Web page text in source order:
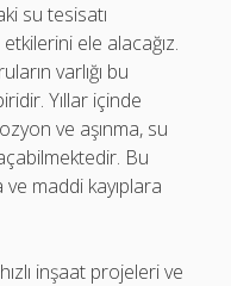
su tesisatı
ele alacağız.
varlığı bu
Yıllar içinde
ve aşınma, su
açabilmektedir. Bu
ve maddi kayıplara
inşaat projeleri ve